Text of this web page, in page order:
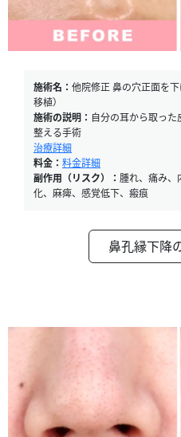
施術名： 他院修正 鼻の穴正面を
移植）
施術の説明： 自分の耳から取っ
整える手術
治療詳細
料金： 料金詳細
副作用（リスク）： 腫れ、痛み、
化、麻痺、感覚低下、瘢痕
鼻孔縁下降